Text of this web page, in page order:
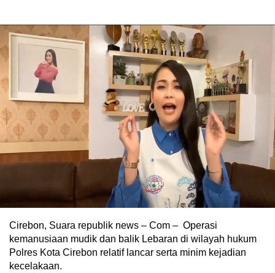
Cirebon, Suara republik news – Com – Operasi
kemanusiaan mudik dan balik Lebaran di wilayah hukum
Polres Kota Cirebon relatif lancar serta minim kejadian
kecelakaan.